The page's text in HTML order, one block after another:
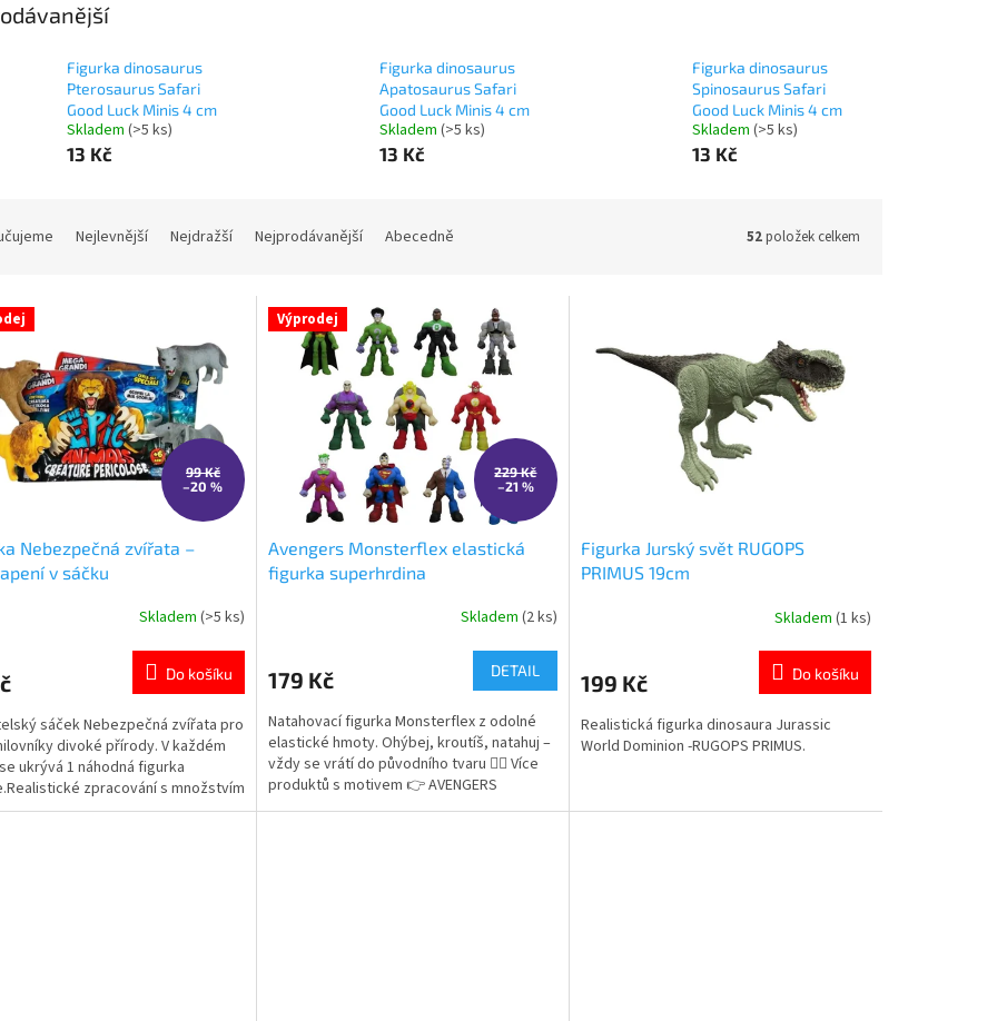
Figurka dinosaurus
Pterosaurus Safari
Good Luck Minis 4 cm
Skladem (>5 ks)
13 Kč
Figurka dinosaurus
Apatosaurus Safari
Good Luck Minis 4 cm
Skladem (>5 ks)
13 Kč
Figurka dinosaurus
Spinosaurus Safari
Good Luck Minis 4 cm
Skladem (>5 ks)
13 Kč
Nejlevnější Nejdražší Nejprodávanější Abecedně 52položek celkem
99 Kč
–20 %
Nebezpečná zvířata –
v sáčku
Skladem (>5 ks)
Do košíku
sáček Nebezpečná zvířata pro
divoké přírody. V každém
ukrývá 1 náhodná figurka
zpracování s množstvím
👉 Více produktů s motivem
Výprodej
229 Kč
–21 %
Avengers Monsterflex elastická
figurka superhrdina
je
z
5
hvězdiček.
Skladem (2 ks)
179 Kč DETAIL
Natahovací figurka Monsterflex z odolné
elastické hmoty. Ohýbej, kroutíš, natahuj –
vždy se vrátí do původního tvaru 🦸‍♂️ Více
produktů s motivem 👉 AVENGERS
Figurka Jurský svět RUGOPS
PRIMUS 19cm
je
z
5
Skladem (1 ks)
199 Kč Do košíku
Realistická figurka dinosaura Jurassic
World Dominion -RUGOPS PRIMUS.